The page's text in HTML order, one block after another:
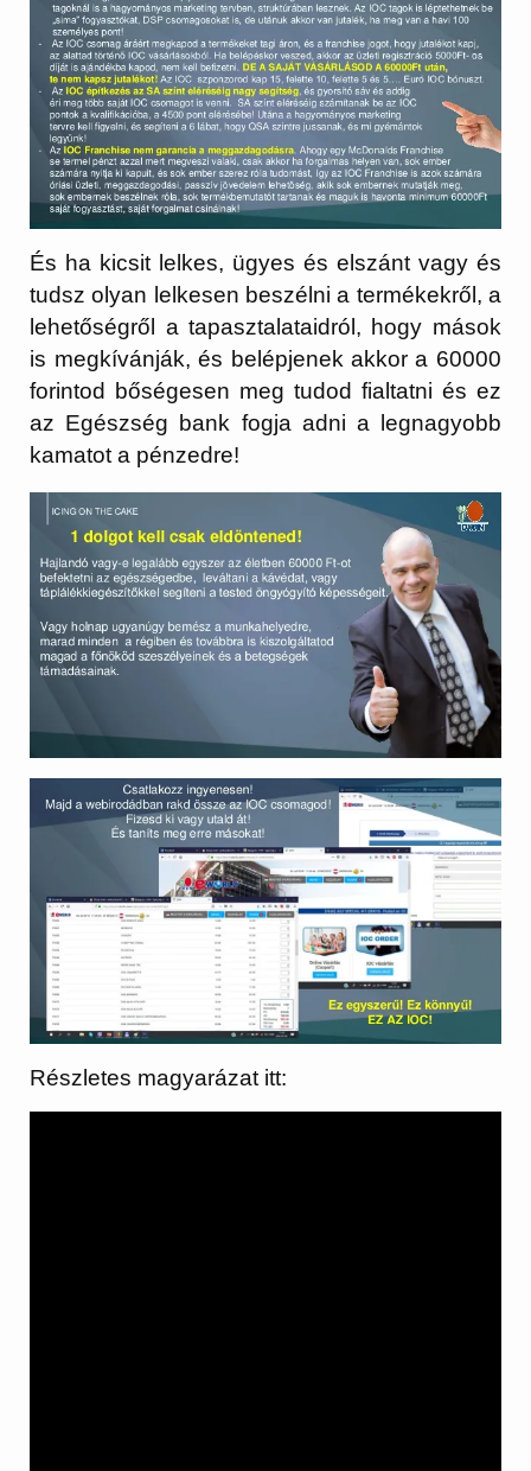
És ha kicsit lelkes, ügyes és elszánt vagy és
tudsz olyan lelkesen beszélni a termékekről, a
lehetőségről a tapasztalataidról, hogy mások
is megkívánják, és belépjenek akkor a 60000
forintod bőségesen meg tudod fialtatni és ez
az Egészség bank fogja adni a legnagyobb
kamatot a pénzedre!
Részletes magyarázat itt: